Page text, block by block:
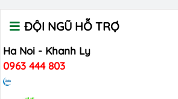
ĐỘI NGŨ HỖ TRỢ
Ha Noi - Khanh Ly
0963 444 803